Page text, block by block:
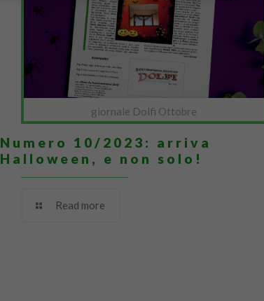
giornale Dolfi Ottobre
Numero 10/2023: arriva
Halloween, e non solo!
Read more